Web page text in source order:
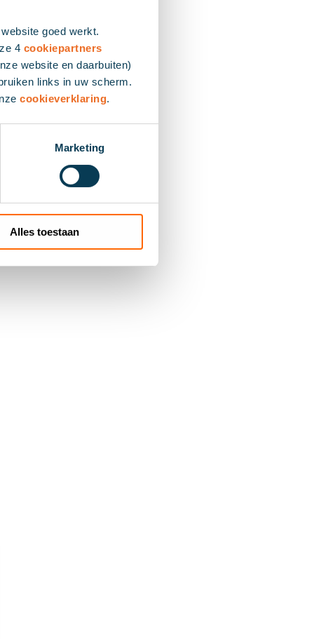
goed werkt.
4 cookiepartners
website en daarbuiten)
links in uw scherm.
cookieverklaring.
Marketing
Alles toestaan